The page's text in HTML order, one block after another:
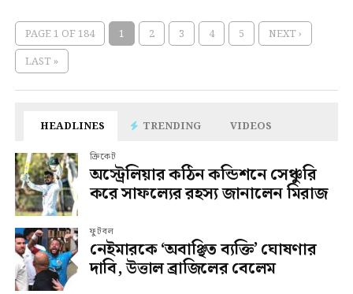
PAGE 1 OF 184 1 2 3 4 5
NEXT ›
LAST »
HEADLINES TRENDING VIDEOS
ক্রিকেট
অস্ট্রেলিয়ার কঠিন কন্ডিশনে সেঞ্চুরি
করে সাফল্যের রহস্য জানালেন মিরাজ
ফুটবল
নেইমারকে ‘অবাঞ্ছিত ব্যক্তি’ ঘোষণার
দাবি, উত্তাল ব্রাজিলের বেলেম